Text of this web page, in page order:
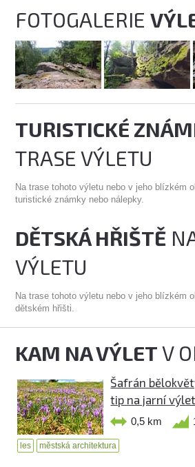
FOTOGALERIE
TURISTICKÉ
TRASE VÝLETU
Na trase tohoto výletu nebo v jeho blízkém
turistické známky nebo nálepky.
DĚTSKÁ HŘIŠTĚ
VÝLETU
Na trase tohoto výletu nebo v jeho blízkém
dětském hřišti.
KAM NA VÝLETV
Šafrán
tip na jarní výlet
0,5 km
les městská architektura